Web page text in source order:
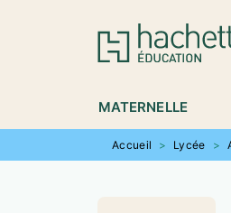
MENU
MATERNELLE
Accueil > Lycée >